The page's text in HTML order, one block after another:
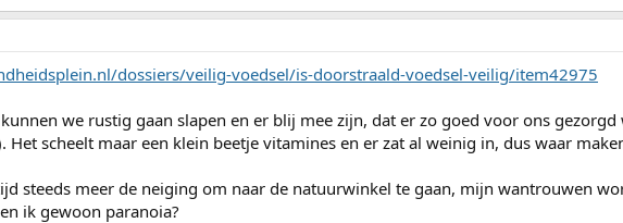
dossiers/veilig-voedsel/is-doorstraald-voedsel-veilig/item42975
we rustig gaan slapen en er blij mee zijn, dat er zo goed voor ons
Het scheelt maar een klein beetje vitamines en er zat al weinig in, dus waar
steeds meer de neiging om naar de natuurwinkel te gaan, mijn wantrouwen
ik gewoon paranoia?